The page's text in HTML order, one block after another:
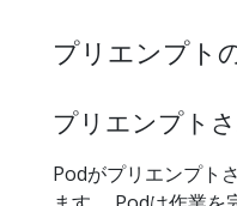
プリエンプト
プリエンプト
Podがプリエンプト